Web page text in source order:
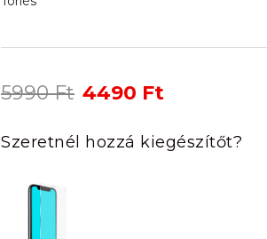
5990Ft Original
was:
5990 Ft.
4490 Ft
is:
4490 Ft.
Szeretnél hozzá kiegészítőt?